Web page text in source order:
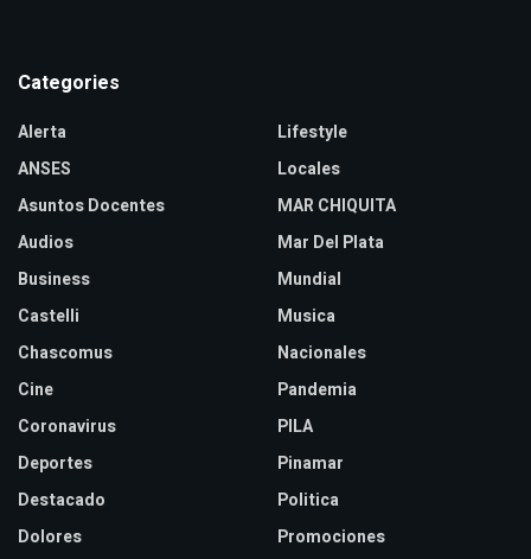
Categories
Alerta
ANSES
Asuntos Docentes
Audios
Business
Castelli
Chascomus
Cine
Coronavirus
Deportes
Destacado
Dolores
Lifestyle
Locales
MAR CHIQUITA
Mar Del Plata
Mundial
Musica
Nacionales
Pandemia
PILA
Pinamar
Politica
Promociones